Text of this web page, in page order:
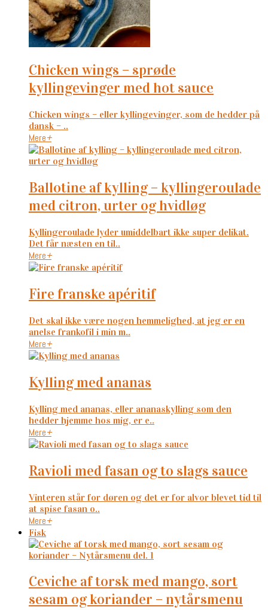
chicken wings – sprøde
kyllingevinger med hot sauce
Chicken wings – eller kyllingevinger, som de hedder på
dansk – ..
Mere+
ballotine af kylling – kyllingeroulade
med citron, urter og hvidløg
Kyllingeroulade lyder umiddelbart ikke super delikat.
Det får næsten en til..
Mere+
fire franske apéritif
Det skal ikke være nogen hemmelighed, at jeg er en
anelse frankofil i min m..
Mere+
kylling med ananas
Kylling med ananas, eller ananaskylling som den
hedder hjemme hos mig, er e..
Mere+
ravioli med fasan og to slags sauce
Vinteren står for døren og det er for alvor blevet tid til
at spise fasan o..
Mere+
Fisk
ceviche af torsk med mango, sort
sesam og koriander – nytårsmenu